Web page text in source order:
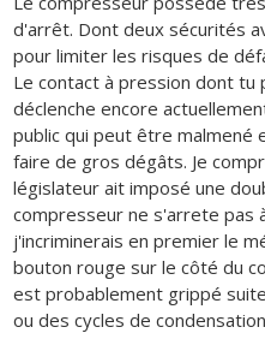
d'arrêt. Dont deux sécurités
pour limiter les risques de
Le contact à pression dont tu
déclenche encore
public qui peut être malmené
faire de gros dégâts. Je
législateur ait imposé une
compresseur ne s'arrete pas
j'incriminerais en premier le
bouton rouge sur le côté du
est probablement grippé
ou des cycles de